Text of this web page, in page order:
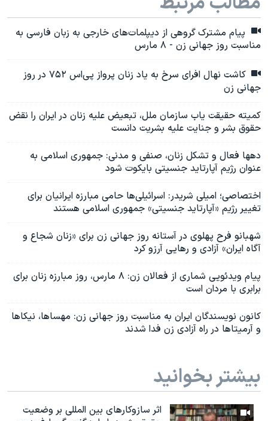
پیام مشترک گروهی از دیپلمات‌های خارجی به زبان فارسی به
مناسبت روز جهانی زن - ۸ مارس
کاشت نهال افرای سرخ به یاد زنان پرواز پی‌اس ۷۵۲ در روز
جهانی زن
کمیته حقیقت یاب سازمان ملل، تبعیض علیه زنان در ایران را نقض
حقوق بشر و جنایت علیه بشریت دانست
دهها فعال و تشکل زنان، صنفی و مدنی: جمهوری اسلامی به
عنوان رژیم آپارتاید جنسیتی بایکوت شود
اختصاصی؛ امیلی شریدر: اسرائیلی‌ها حامی مبارزه ایرانیان برای
تغییر رژیم «آپارتاید جنسیتی» جمهوری اسلامی هستند
شهبانو فرح پهلوی در آستانه روز جهانی زن برای «زنان شجاع و
آگاه ایران» آزادی و رهایی آرزو کرد
پیام ویدئویی شماری از فعالان زن: ۸ مارس، روز مبارزه زنان برای
برابری با مردان است
کانون نویسندگان ایران به مناسبت روز جهانی زن: مهساها، نیکاها
و آرمیتاها در راه آزادی زن فدا شدند
بیشتر بخوانید
اثر ساز‌و‌کارهای بین المللی بر وضعیت